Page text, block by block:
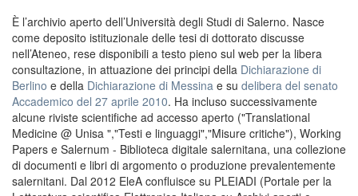
È l’archivio aperto dell’Università degli Studi di Salerno. Nasce
come deposito istituzionale delle tesi di dottorato discusse
nell’Ateneo, rese disponibili a testo pieno sul web per la libera
consultazione, in attuazione dei principi della Dichiarazione di
Berlino e della Dichiarazione di Messina e su delibera del senato
Accademico del 27 aprile 2010. Ha incluso successivamente
alcune riviste scientifiche ad accesso aperto ("Translational
Medicine @ Unisa ","Testi e linguaggi","Misure critiche"), Working
Papers e Salernum - Biblioteca digitale salernitana, una collezione
di documenti e libri di argomento o produzione prevalentemente
salernitani. Dal 2012 EleA confluisce su PLEIADI (Portale per la